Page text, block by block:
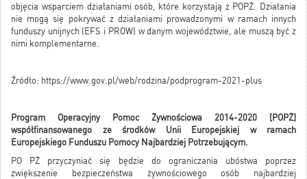
objęcia wsparciem działaniami osób, które korzystają z POPŻ. Działania
nie mogą się pokrywać z działaniami prowadzonymi w ramach innych
funduszy unijnych (EFS i PROW) w danym województwie, ale muszą być z
nimi komplementarne.
Źródło: https://www.gov.pl/web/rodzina/podprogram-2021-plus
Program Operacyjny Pomoc Żywnościowa 2014-2020 [POPŻ]
współfinansowanego ze środków Unii Europejskiej w ramach
Europejskiego Funduszu Pomocy Najbardziej Potrzebującym.
PO PŻ przyczyniać się będzie do ograniczania ubóstwa poprzez
zwiększenie bezpieczeństwa żywnościowego osób najbardziej